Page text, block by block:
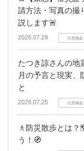
請方法・写真の撮
説します🚨
2026.07.29 注意喚起
たつき諒さんの地
月の予言と現実、
と
2026.07.25 注意喚起
🚶防災散歩とは
う！🧭